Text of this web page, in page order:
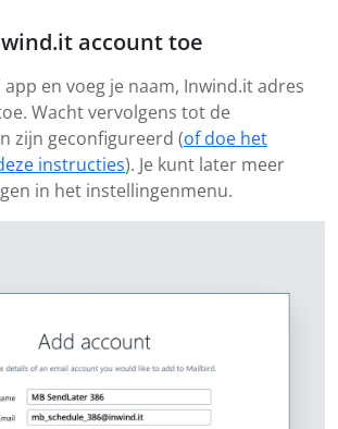
account toe
en voeg je naam, Inwind.it adres
Wacht vervolgens tot de
zijn geconfigureerd (of doe het
instructies). Je kunt later meer
in het instellingenmenu.